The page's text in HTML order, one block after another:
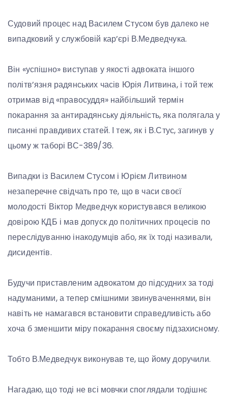
Судовий процес над Василем Стусом був далеко не
випадковий у службовій кар’єрі В.Медведчука.
Він «успішно» виступав у якості адвоката іншого
політв’язня радянських часів Юрія Литвина, і той теж
отримав від «правосуддя» найбільший термін
покарання за антирадянську діяльність, яка полягала у
писанні правдивих статей. І теж, як і В.Стус, загинув у
цьому ж таборі ВС-389/36.
Випадки із Василем Стусом і Юрієм Литвином
незаперечне свідчать про те, що в часи своєї
молодості Віктор Медведчук користувався великою
довірою КДБ і мав допуск до політичних процесів по
переслідуванню інакодумців або, як їх тоді називали,
дисидентів.
Будучи приставленим адвокатом до підсудних за тоді
надуманими, а тепер смішними звинуваченнями, він
навіть не намагався встановити справедливість або
хоча б зменшити міру покарання своєму підзахисному.
Тобто В.Медведчук виконував те, що йому доручили.
Нагадаю, що тоді не всі мовчки споглядали тодішнє